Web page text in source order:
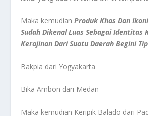
Maka kemudian Produk Khas Dan
Sudah Dikenal Luas Sebagai Identitas
Kerajinan Dari Suatu Daerah Begini
Bakpia dari Yogyakarta
Bika Ambon dari Medan
Maka kemudian Keripik Balado dari